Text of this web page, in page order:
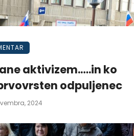
aktivizem.….in ko
odpuljenec
2024